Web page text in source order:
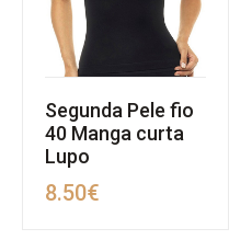
Segunda Pele fio
40 Manga curta
Lupo
8.50€